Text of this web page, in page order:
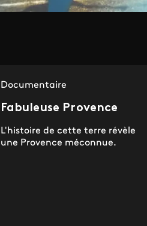
Documentaire
Fabuleuse Provence
L'histoire de cette terre révèle
une Provence méconnue.